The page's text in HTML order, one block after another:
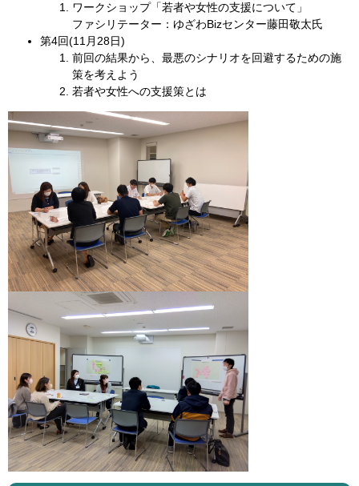
ワークショップ「若者や女性の支援について」
ファシリテーター：ゆざわBizセンター藤田敬太氏
第4回(11月28日)
前回の結果から、最悪のシナリオを回避するための施
策を考えよう
若者や女性への支援策とは